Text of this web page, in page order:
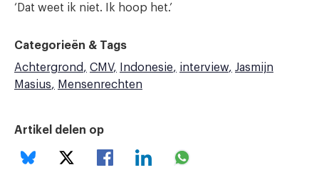
‘Dat weet ik niet. Ik hoop het.’
Categorieën & Tags
Achtergrond
CMV Indonesie interview Jasmijn
Masius
Mensenrechten
Artikel delen op